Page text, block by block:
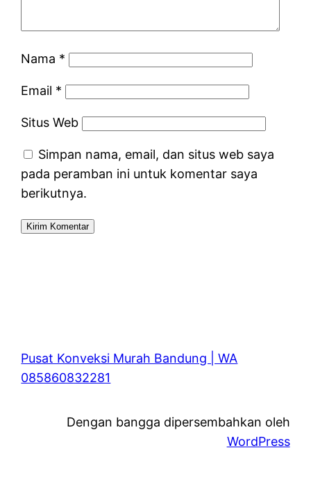
Nama *
Email *
Situs Web
Simpan nama, email, dan situs web saya
pada peramban ini untuk komentar saya
berikutnya.
Pusat Konveksi Murah Bandung | WA
085860832281
Dengan bangga dipersembahkan oleh
WordPress